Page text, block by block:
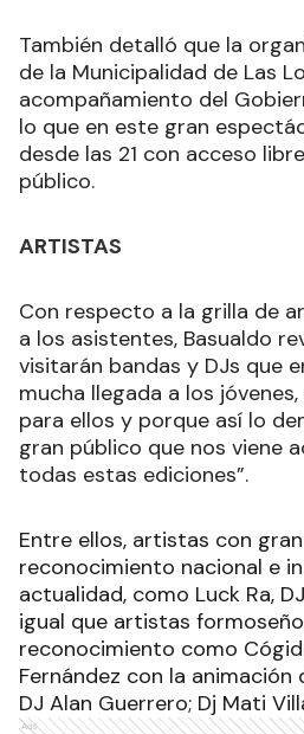
También detalló que la
de la Municipalidad de Las
acompañamiento del
lo que en este gran
desde las 21 con acceso
público.
ARTISTAS
Con respecto a la grilla de
a los asistentes, Basualdo
visitarán bandas y DJs que
mucha llegada a los
para ellos y porque así lo
gran público que nos viene
todas estas ediciones”.
Entre ellos, artistas con
reconocimiento nacional e
actualidad, como Luck Ra,
igual que artistas
reconocimiento como
Fernández con la animación
DJ Alan Guerrero; Dj Mati
Ads